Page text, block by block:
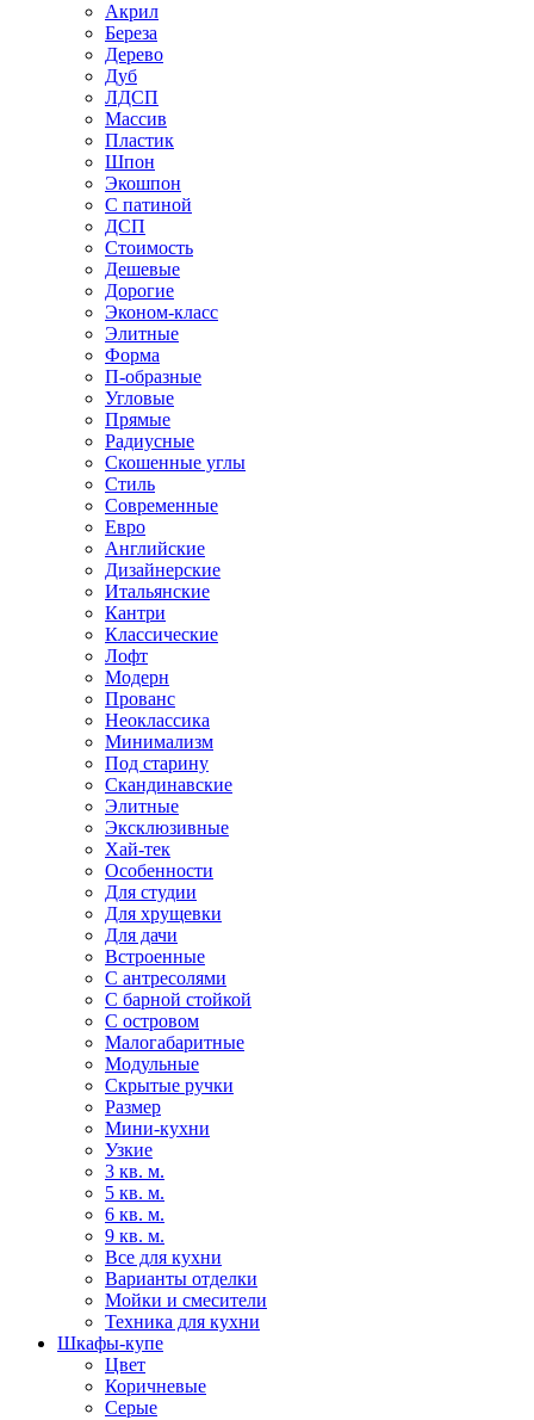
Акрил
Береза
Дерево
Дуб
ЛДСП
Массив
Пластик
Шпон
Экошпон
С патиной
ДСП
Стоимость
Дешевые
Дорогие
Эконом-класс
Элитные
Форма
П-образные
Угловые
Прямые
Радиусные
Скошенные углы
Стиль
Современные
Евро
Английские
Дизайнерские
Итальянские
Кантри
Классические
Лофт
Модерн
Прованс
Неоклассика
Минимализм
Под старину
Скандинавские
Элитные
Эксклюзивные
Хай-тек
Особенности
Для студии
Для хрущевки
Для дачи
Встроенные
С антресолями
С барной стойкой
С островом
Малогабаритные
Модульные
Скрытые ручки
Размер
Мини-кухни
Узкие
3 кв. м.
5 кв. м.
6 кв. м.
9 кв. м.
Все для кухни
Варианты отделки
Мойки и смесители
Техника для кухни
Шкафы-купе
Цвет
Коричневые
Серые